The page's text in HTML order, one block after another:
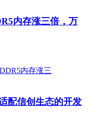
内存涨三倍，万
配信创生态的开发